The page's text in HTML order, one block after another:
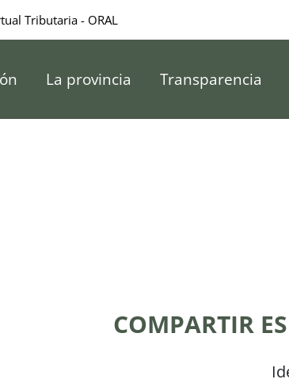
Tributaria - ORAL
La provincia Transparencia
COMPARTIR